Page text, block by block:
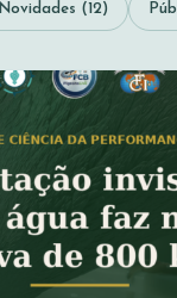
Novidades (12)